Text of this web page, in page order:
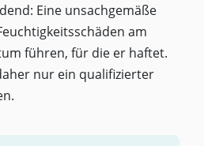
Eine unsachgemäße
am
führen, für die er haftet.
nur ein qualifizierter